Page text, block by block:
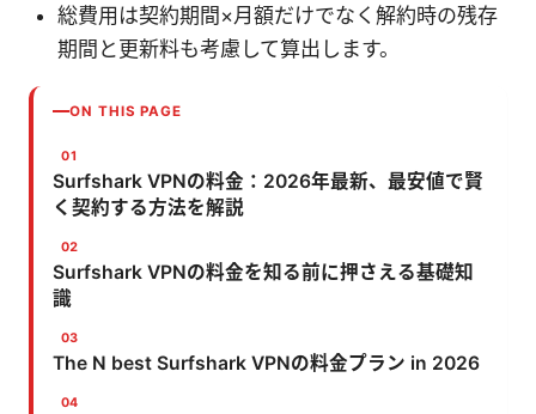
総費用は契約期間×月額だけでなく解約時の残存
期間と更新料も考慮して算出します。
ON THIS PAGE
Surfshark VPNの料金：2026年最新、最安値で賢
く契約する方法を解説
Surfshark VPNの料金を知る前に押さえる基礎知
識
The N best Surfshark VPNの料金プラン in 2026